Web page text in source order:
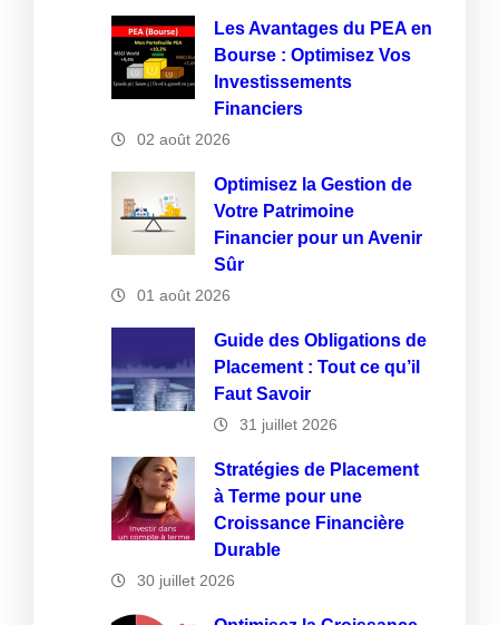
Les Avantages du PEA en
Bourse : Optimisez Vos
Investissements
Financiers
02 août 2026
Optimisez la Gestion de
Votre Patrimoine
Financier pour un Avenir
Sûr
01 août 2026
Guide des Obligations de
Placement : Tout ce qu’il
Faut Savoir
31 juillet 2026
Stratégies de Placement
à Terme pour une
Croissance Financière
Durable
30 juillet 2026